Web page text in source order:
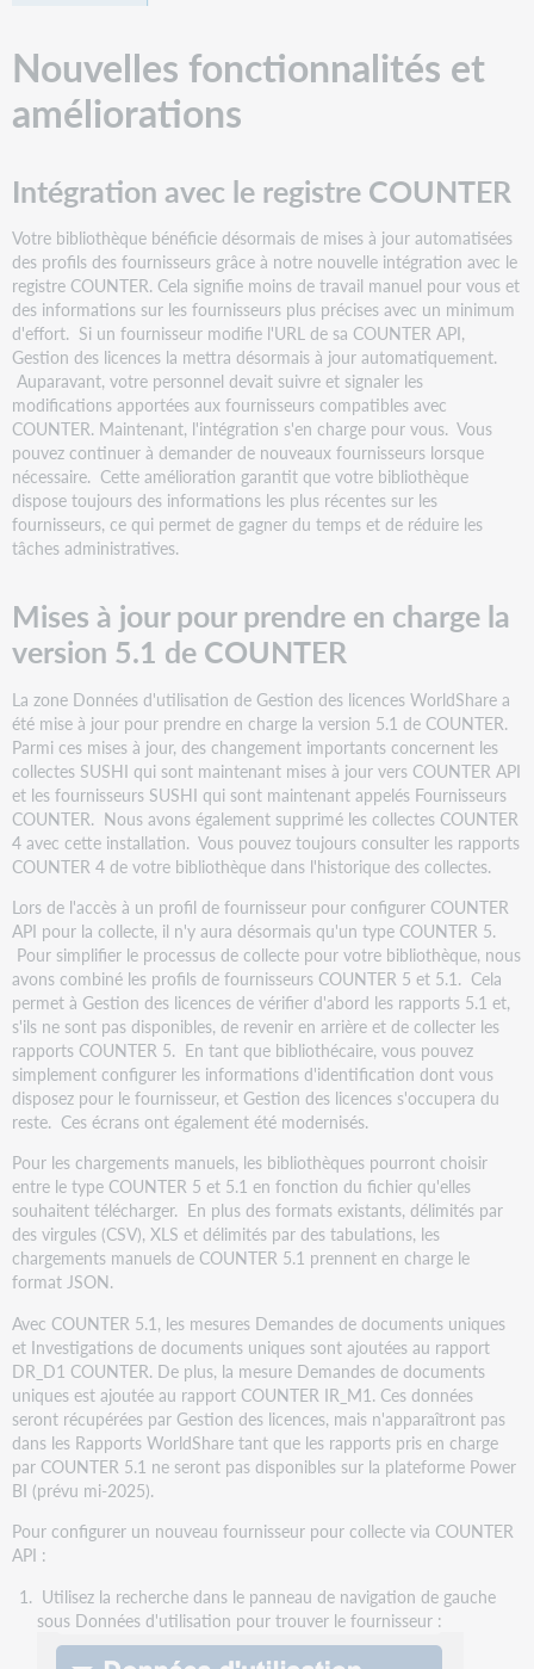
Nouvelles fonctionnalités et
améliorations
Intégration avec le registre COUNTER
Votre bibliothèque bénéficie désormais de mises à jour automatisées
des profils des fournisseurs grâce à notre nouvelle intégration avec le
registre COUNTER. Cela signifie moins de travail manuel pour vous et
des informations sur les fournisseurs plus précises avec un minimum
d'effort. Si un fournisseur modifie l'URL de sa COUNTER API,
Gestion des licences la mettra désormais à jour automatiquement.
Auparavant, votre personnel devait suivre et signaler les
modifications apportées aux fournisseurs compatibles avec
COUNTER. Maintenant, l'intégration s'en charge pour vous. Vous
pouvez continuer à demander de nouveaux fournisseurs lorsque
nécessaire. Cette amélioration garantit que votre bibliothèque
dispose toujours des informations les plus récentes sur les
fournisseurs, ce qui permet de gagner du temps et de réduire les
tâches administratives.
Mises à jour pour prendre en charge la
version 5.1 de COUNTER
La zone Données d'utilisation de Gestion des licences WorldShare a
été mise à jour pour prendre en charge la version 5.1 de COUNTER.
Parmi ces mises à jour, des changement importants concernent les
collectes SUSHI qui sont maintenant mises à jour vers COUNTER API
et les fournisseurs SUSHI qui sont maintenant appelés Fournisseurs
COUNTER. Nous avons également supprimé les collectes COUNTER
4 avec cette installation. Vous pouvez toujours consulter les rapports
COUNTER 4 de votre bibliothèque dans l'historique des collectes.
Lors de l'accès à un profil de fournisseur pour configurer COUNTER
API pour la collecte, il n'y aura désormais qu'un type COUNTER 5.
Pour simplifier le processus de collecte pour votre bibliothèque, nous
avons combiné les profils de fournisseurs COUNTER 5 et 5.1. Cela
permet à Gestion des licences de vérifier d'abord les rapports 5.1 et,
s'ils ne sont pas disponibles, de revenir en arrière et de collecter les
rapports COUNTER 5. En tant que bibliothécaire, vous pouvez
simplement configurer les informations d'identification dont vous
disposez pour le fournisseur, et Gestion des licences s'occupera du
reste. Ces écrans ont également été modernisés.
Pour les chargements manuels, les bibliothèques pourront choisir
entre le type COUNTER 5 et 5.1 en fonction du fichier qu'elles
souhaitent télécharger. En plus des formats existants, délimités par
des virgules (CSV), XLS et délimités par des tabulations, les
chargements manuels de COUNTER 5.1 prennent en charge le
format JSON.
Avec COUNTER 5.1, les mesures Demandes de documents uniques
et Investigations de documents uniques sont ajoutées au rapport
DR_D1 COUNTER. De plus, la mesure Demandes de documents
uniques est ajoutée au rapport COUNTER IR_M1. Ces données
seront récupérées par Gestion des licences, mais n'apparaîtront pas
dans les Rapports WorldShare tant que les rapports pris en charge
par COUNTER 5.1 ne seront pas disponibles sur la plateforme Power
BI (prévu mi-2025).
Pour configurer un nouveau fournisseur pour collecte via COUNTER
API :
Utilisez la recherche dans le panneau de navigation de gauche
sous Données d'utilisation pour trouver le fournisseur :